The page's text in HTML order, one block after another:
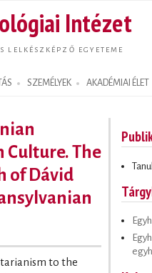
tartalomra
Intézet
EGYETEME
SZEMÉLYEK AKADÉMIAI ÉLET
The
of Dávid
to the